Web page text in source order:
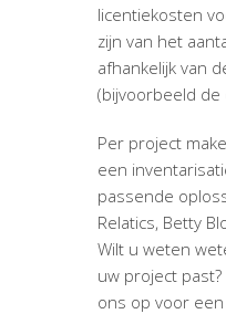
licentiekosten
zijn van het
afhankelijk van
(bijvoorbeeld de
Per project
een
passende
Relatics, Betty
Wilt u weten
uw project
ons op voor